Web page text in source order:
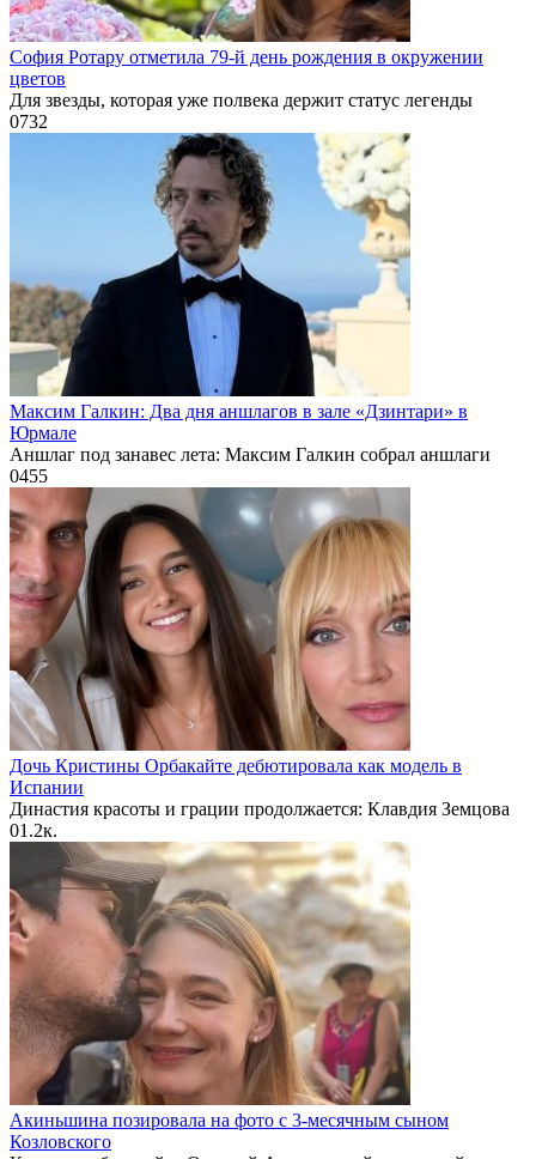
София Ротару отметила 79-й день рождения в окружении
цветов
Для звезды, которая уже полвека держит статус легенды
0732
Максим Галкин: Два дня аншлагов в зале «Дзинтари» в
Юрмале
Аншлаг под занавес лета: Максим Галкин собрал аншлаги
0455
Дочь Кристины Орбакайте дебютировала как модель в
Испании
Династия красоты и грации продолжается: Клавдия Земцова
01.2к.
Акиньшина позировала на фото с 3-месячным сыном
Козловского